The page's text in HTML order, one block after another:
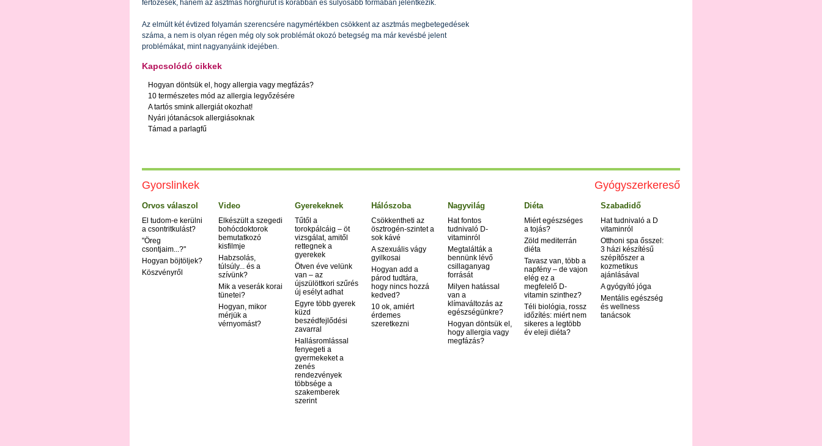
fertőzések, hanem az asztmás hörghurut is korábban és súlyosabb formában jelentkezik.
Az elmúlt két évtized folyamán szerencsére nagymértékben csökkent az asztmás megbetegedések
száma, a nem is olyan régen még oly sok problémát okozó betegség ma már kevésbé jelent
problémákat, mint nagyanyáink idejében.
Kapcsolódó cikkek
Hogyan döntsük el, hogy allergia vagy megfázás?
10 természetes mód az allergia legyőzésére
A tartós smink allergiát okozhat!
Nyári jótanácsok allergiásoknak
Támad a parlagfű
Gyógyszerkereső
Gyorslinkek
Orvos válaszol
El tudom-e kerülni
a csontritkulást?
"Öreg
csontjaim...?"
Hogyan böjtöljek?
Köszvényről
Video
Elkészült a szegedi
bohócdoktorok
bemutatkozó
kisfilmje
Habzsolás,
túlsúly... és a
szívünk?
Mik a veserák korai
tünetei?
Hogyan, mikor
mérjük a
vérnyomást?
Gyerekeknek
Tűtől a
torokpálcáig – öt
vizsgálat, amitől
rettegnek a
gyerekek
Ötven éve velünk
van – az
újszülöttkori szűrés
új esélyt adhat
Egyre több gyerek
küzd
beszédfejlődési
zavarral
Hallásromlással
fenyegeti a
gyermekeket a
zenés
rendezvények
többsége a
szakemberek
szerint
Hálószoba
Csökkentheti az
ösztrogén-szintet a
sok kávé
A szexuális vágy
gyilkosai
Hogyan add a
párod tudtára,
hogy nincs hozzá
kedved?
10 ok, amiért
érdemes
szeretkezni
Nagyvilág
Hat fontos
tudnivaló D-
vitaminról
Megtalálták a
bennünk lévő
csillaganyag
forrását
Milyen hatással
van a
klímaváltozás az
egészségünkre?
Hogyan döntsük el,
hogy allergia vagy
megfázás?
Diéta
Miért egészséges
a tojás?
Zöld mediterrán
diéta
Tavasz van, több a
napfény – de vajon
elég ez a
megfelelő D-
vitamin szinthez?
Téli biológia, rossz
időzítés: miért nem
sikeres a legtöbb
év eleji diéta?
Szabadidő
Hat tudnivaló a D
vitaminról
Otthoni spa ősszel:
3 házi készítésű
szépítőszer a
kozmetikus
ajánlásával
A gyógyító jóga
Mentális egészség
és wellness
tanácsok